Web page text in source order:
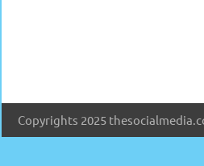
Copyrights 2025